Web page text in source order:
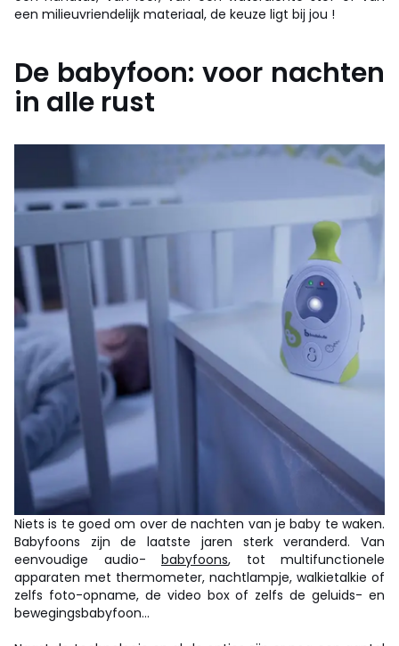
een milieuvriendelijk materiaal, de keuze ligt bij jou !
De babyfoon: voor nachten
in alle rust
Niets is te goed om over de nachten van je baby te waken.
Babyfoons zijn de laatste jaren sterk veranderd. Van
eenvoudige audio- babyfoons, tot multifunctionele
apparaten met thermometer, nachtlampje, walkietalkie of
zelfs foto-opname, de video box of zelfs de geluids- en
bewegingsbabyfoon...